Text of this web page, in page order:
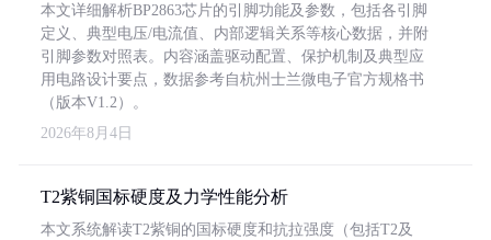
本文详细解析BP2863芯片的引脚功能及参数，包括各引脚
定义、典型电压/电流值、内部逻辑关系等核心数据，并附
引脚参数对照表。内容涵盖驱动配置、保护机制及典型应
用电路设计要点，数据参考自杭州士兰微电子官方规格书
（版本V1.2）。
2026年8月4日
T2紫铜国标硬度及力学性能分析
本文系统解读T2紫铜的国标硬度和抗拉强度（包括T2及